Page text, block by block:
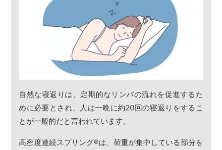
自然な寝返りは、定期的なリンパの流れを促進するた
めに必要とされ、人は一晩に約20回の寝返りをするこ
とが一般的だと言われています。
高密度連続スプリング®は、荷重が集中している部分を